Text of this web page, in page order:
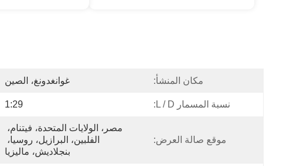
مكان المنشأ: غوانغدونغ، الصين
نسبة المسمار L / D: 1:29
موقع صالة العرض:
بنجلاديش، ماليزيا